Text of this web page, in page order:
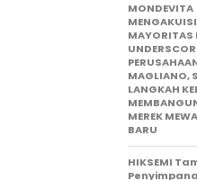
MONDEVITA
MAYORITAS
MAGLIANO,
LANGKAH
MEREK
BARU
HIKSEMI